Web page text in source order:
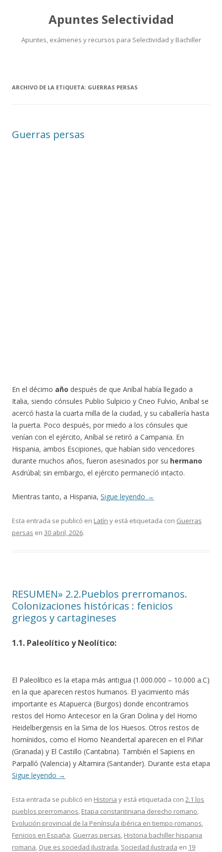
Apuntes Selectividad
Apuntes, exámenes y recursos para Selectividad y Bachiller
ARCHIVO DE LA ETIQUETA: GUERRAS PERSAS
Guerras persas
En el décimo año después de que Aníbal había llegado a
Italia, siendo cónsules Publio Sulpicio y Cneo Fulvio, Aníbal se
acercó hasta la cuarta milla de la ciudad, y su caballería hasta
la puerta. Poco después, por miedo a los cónsules que
venían con el ejército, Aníbal se retiró a Campania. En
Hispania, ambos Escipiones, que habían sido vencedores
durante muchos años, fueron asesinados por su hermano
Asdrúbal; sin embargo, el ejército permanecíó intacto.
Mientras tanto, a Hispania, Sigue leyendo →
Esta entrada se publicó en Latín y está etiquetada con Guerras
persas en 30 abril, 2026.
RESUMEN» 2.2.Pueblos prerromanos.
Colonizaciones históricas : fenicios
griegos y cartagineses
1.1. Paleolítico y Neolítico:
El Paleolítico es la etapa más antigua (1.000.000 – 10.000 a.C)
en la que aparecen restos humanos. El yacimiento más
importante es Atapuerca (Burgos) donde encontramos
restos del Homo Antecesor en la Gran Dolina y del Homo
Heidelbergensis en la Sima de los Huesos. Otros restos de
homínidos, como el Homo Neandertal aparecen en el Piñar
(Granada) y El Castillo (Cantabria). También el Sapiens en
Parpalló (Valencia) y Altamira (Santander). Durante esta etapa
Sigue leyendo →
Esta entrada se publicó en Historia y está etiquetada con 2.1 los
pueblos prerromanos, Etapa constantiniana derecho romano,
Evolución provincial de la Península ibérica en tiempo romanos,
Fenicios en España, Guerras persas, Historia bachiller hispania
romana, Que es sociedad ilustrada, Sociedad ilustrada en 19